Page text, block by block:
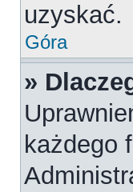
uzyskać.
Góra
»
każdego